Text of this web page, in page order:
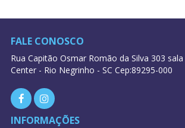
FALE CONOSCO
Rua Capitão Osmar Romão da Silva 303
Center - Rio Negrinho - SC Cep:89295-000
INFORMAÇÕES